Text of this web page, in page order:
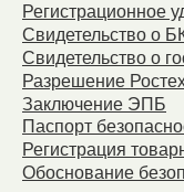
Регистрационное
Свидетельство о
Свидетельство о
Разрешение
Заключение ЭПБ
Паспорт
Регистрация
Обоснование